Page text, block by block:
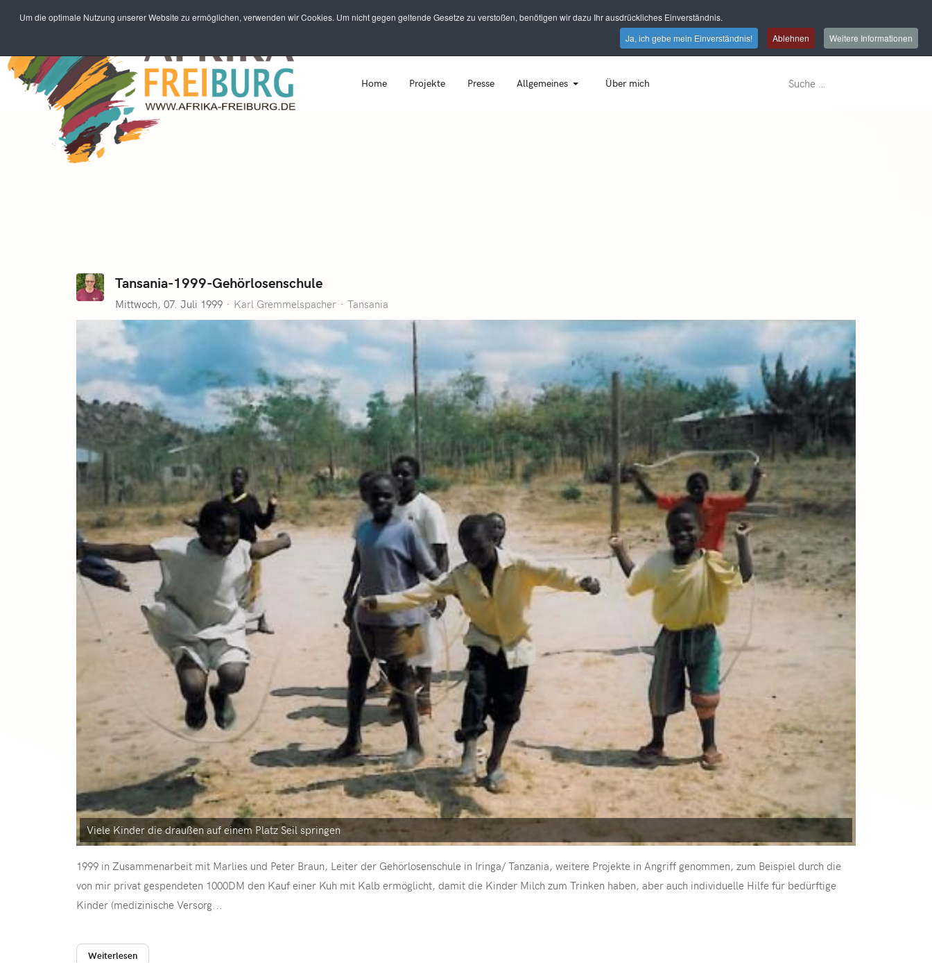
Um die optimale Nutzung unserer Website zu ermöglichen, verwenden wir Cookies. Um nicht gegen geltende Gesetze zu verstoßen, benötigen wir dazu Ihr ausdrückliches Einverständnis.
Ja, ich gebe mein Einverständnis!
Ablehnen Weitere Informationen
Home Projekte Presse Allgemeines Über mich
Tansania-1999-Gehörlosenschule
Mittwoch, 07. Juli 1999 Karl Gremmelspacher Tansania
Viele Kinder die draußen auf einem Platz Seil springen
1999 in Zusammenarbeit mit Marlies und Peter Braun, Leiter der Gehörlosenschule in Iringa/ Tanzania, weitere Projekte in Angriff genommen, zum Beispiel durch die
von mir privat gespendeten 1000DM den Kauf einer Kuh mit Kalb ermöglicht, damit die Kinder Milch zum Trinken haben, aber auch individuelle Hilfe für bedürftige
Kinder (medizinische Versorg...
Weiterlesen